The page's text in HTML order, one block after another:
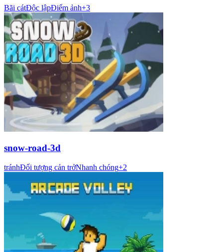
Bãi cátĐộc lậpĐiểm ảnh+3
snow-road-3d
tránhĐối tượng cản trởNhanh chóng+2